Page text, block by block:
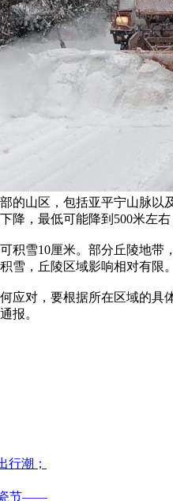
的山区，包括亚平宁山脉
降，最低可能降到500米左
积雪10厘米。部分丘陵地
雪，丘陵区域影响相对有限。
应对，要根据所在区域的
报。
行潮；
瓷节——